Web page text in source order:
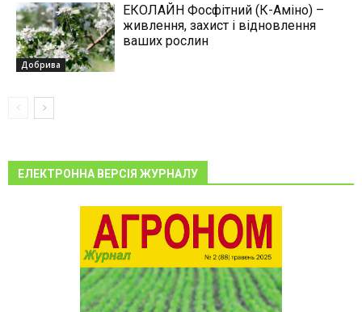
Добрива
ЕКОЛАЙН Фосфітний (К-Аміно) –
живлення, захист і відновлення
ваших рослин
ЕЛЕКТРОННА ВЕРСІЯ ЖУРНАЛУ